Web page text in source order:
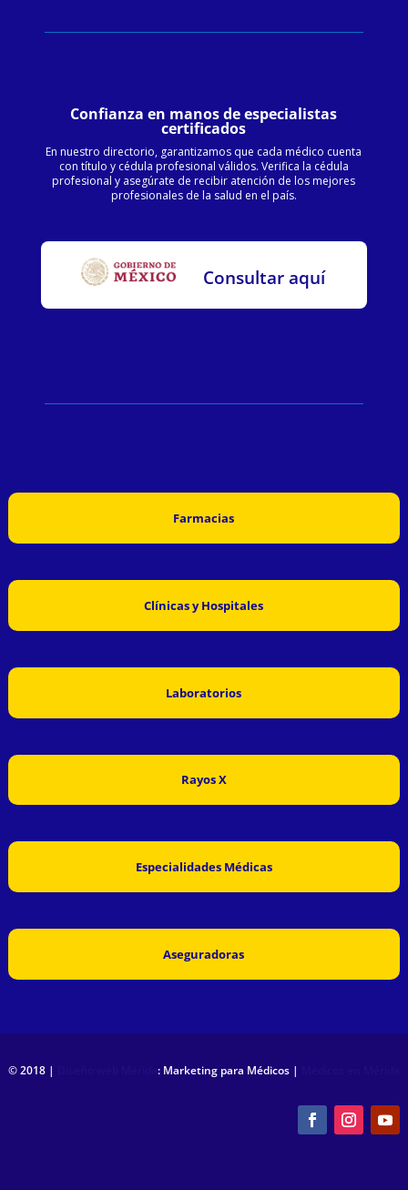
Confianza en manos de especialistas
certificados
En nuestro directorio, garantizamos que cada médico cuenta
con título y cédula profesional válidos. Verifica la cédula
profesional y asegúrate de recibir atención de los mejores
profesionales de la salud en el país.
Consultar aquí
Farmacias
Clínicas y Hospitales
Laboratorios
Rayos X
Especialidades Médicas
Aseguradoras
© 2018 | : Marketing para Médicos |